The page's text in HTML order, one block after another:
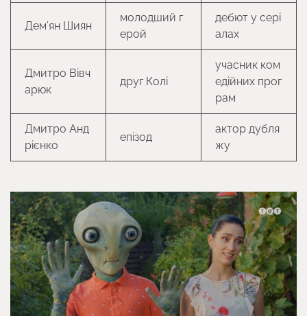
Дем’ян Шиян
молодший г
ерой
дебют у сері
алах
Дмитро Вівч
арюк
друг Колі
учасник ком
едійних прог
рам
Дмитро Анд
рієнко
епізод
актор дубля
жу